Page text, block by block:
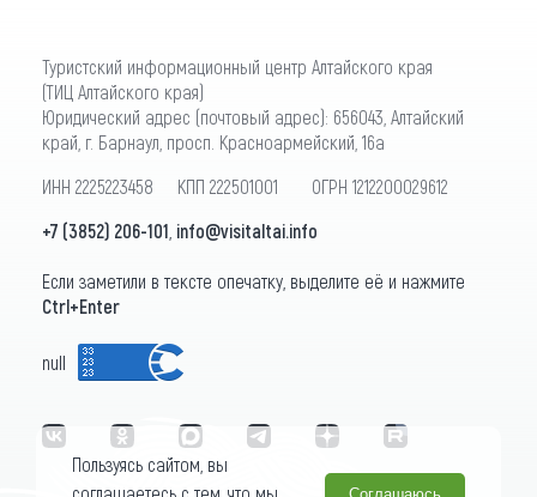
Туристский информационный центр Алтайского края
(ТИЦ Алтайского края)
Юридический адрес (почтовый адрес): 656043, Алтайский
край, г. Барнаул, просп. Красноармейский, 16а
ИНН 2225223458 КПП 222501001 ОГРН 1212200029612
+7 (3852) 206-101 info@visitaltai.info
Если заметили в тексте опечатку, выделите её и нажмите
Ctrl+Enter
null
Пользуясь сайтом, вы
Соглашаюсь